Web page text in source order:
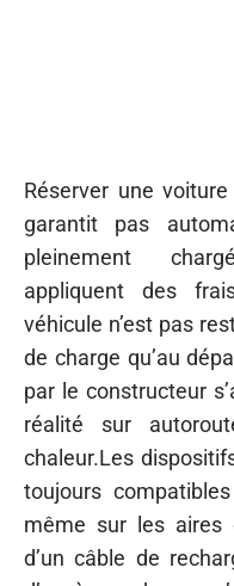
Réserver une
garantit pas
pleinement
appliquent des
véhicule n’est pas
de charge qu’au
par le constructeur
réalité sur
chaleur.Les
toujours
même sur les aires
d’un câble de